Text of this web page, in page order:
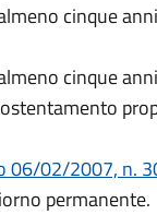
cinque
cinque
06/02/2007, n.
permanente.